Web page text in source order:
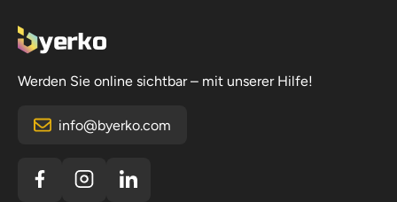
Werden Sie online sichtbar – mit unserer Hilfe!
info@byerko.com